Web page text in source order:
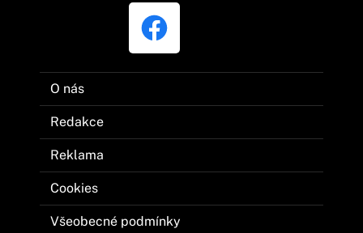
O nás
Redakce
Reklama
Cookies
Všeobecné podmínky